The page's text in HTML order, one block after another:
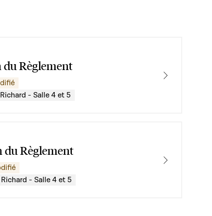
Règlement
- Salle 4 et 5
du Règlement
- Salle 4 et 5